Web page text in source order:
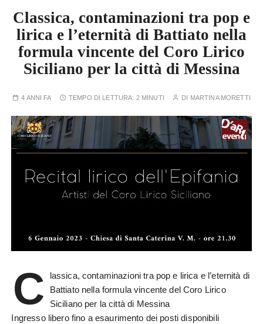
Classica, contaminazioni tra pop e
lirica e l’eternità di Battiato nella
formula vincente del Coro Lirico
Siciliano per la città di Messina
4 ANNI FA TEMPO DI LETTURA: 2 MINUTI DI MARTINA MORETTI
C
lassica, contaminazioni tra pop e lirica e l’eternità di
Battiato nella formula vincente del Coro Lirico
Siciliano per la città di Messina
Ingresso libero fino a esaurimento dei posti disponibili